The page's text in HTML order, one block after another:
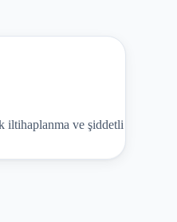
iltihaplanma ve şiddetli